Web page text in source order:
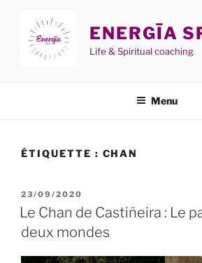
contenu
principal
ENERGĪA
Life & Spiritual coaching
Menu
ÉTIQUETTE : CHAN
PUBLIÉ
LE
23/09/2020
Le Chan de Castiñeira : Le
deux mondes